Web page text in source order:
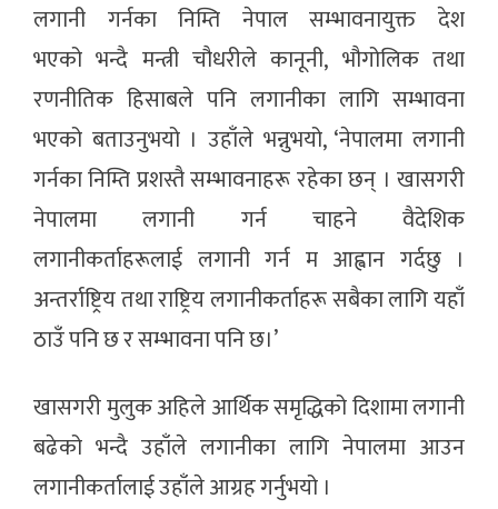
लगानी गर्नका निम्ति नेपाल सम्भावनायुक्त देश
भएको भन्दै मन्त्री चौधरीले कानूनी, भौगोलिक तथा
रणनीतिक हिसाबले पनि लगानीका लागि सम्भावना
भएको बताउनुभयो । उहाँले भन्नुभयो, ‘नेपालमा लगानी
गर्नका निम्ति प्रशस्तै सम्भावनाहरू रहेका छन् । खासगरी
नेपालमा लगानी गर्न चाहने वैदेशिक
लगानीकर्ताहरूलाई लगानी गर्न म आह्वान गर्दछु ।
अन्तर्राष्ट्रिय तथा राष्ट्रिय लगानीकर्ताहरू सबैका लागि यहाँ
ठाउँ पनि छ र सम्भावना पनि छ।’
खासगरी मुलुक अहिले आर्थिक समृद्धिको दिशामा लगानी
बढेको भन्दै उहाँले लगानीका लागि नेपालमा आउन
लगानीकर्तालाई उहाँले आग्रह गर्नुभयो ।